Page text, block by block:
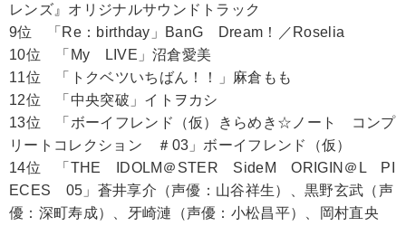
レンズ』オリジナルサウンドトラック
9位 「Re：birthday」BanG Dream！／Roselia
10位 「My LIVE」沼倉愛美
11位 「トクベツいちばん！！」麻倉もも
12位 「中央突破」イトヲカシ
13位 「ボーイフレンド（仮）きらめき☆ノート コンプ
リートコレクション ＃03」ボーイフレンド（仮）
14位 「THE IDOLM＠STER SideM ORIGIN＠L PI
ECES 05」蒼井享介（声優：山谷祥生）、黒野玄武（声
優：深町寿成）、牙崎漣（声優：小松昌平）、岡村直央